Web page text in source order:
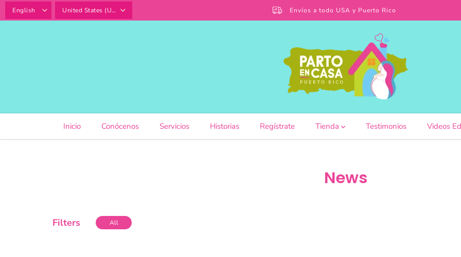
SKIP TO
CONTENT Envíos a todo USA y Puerto Rico
Inicio Conócenos Servicios Historias Regístrate Tienda Testimonios Videos
News
Filters All